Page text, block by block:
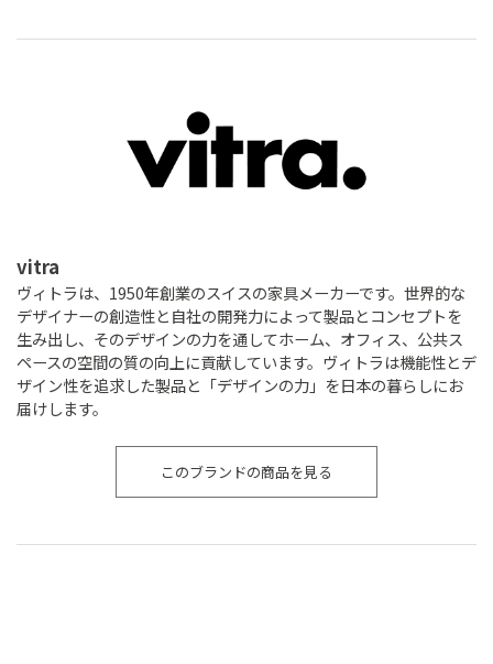
vitra
ヴィトラは、1950年創業のスイスの家具メーカーです。世界的な
デザイナーの創造性と自社の開発力によって製品とコンセプトを
生み出し、そのデザインの力を通してホーム、オフィス、公共ス
ペースの空間の質の向上に貢献しています。ヴィトラは機能性とデ
ザイン性を追求した製品と「デザインの力」を日本の暮らしにお
届けします。
このブランドの商品を見る